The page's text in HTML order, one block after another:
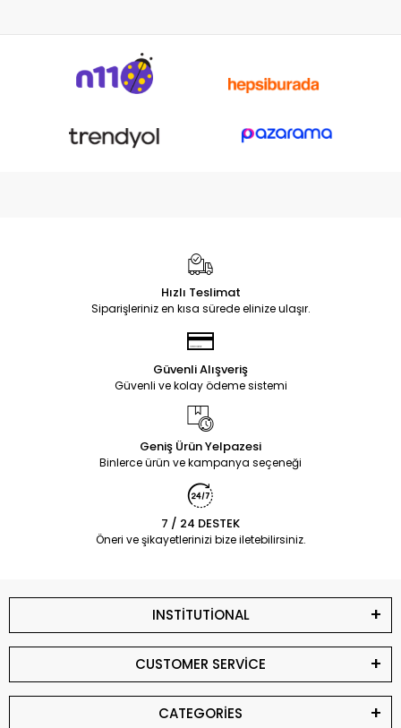
Hızlı Teslimat
Siparişleriniz en kısa sürede elinize ulaşır.
Güvenli Alışveriş
Güvenli ve kolay ödeme sistemi
Geniş Ürün Yelpazesi
Binlerce ürün ve kampanya seçeneği
7 / 24 DESTEK
Öneri ve şikayetlerinizi bize iletebilirsiniz.
INSTİTUTİONAL
CUSTOMER SERVİCE
CATEGORİES